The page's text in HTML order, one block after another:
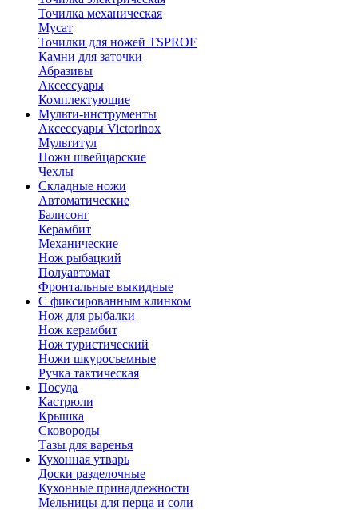
Точилка механическая
Мусат
Точилки для ножей TSPROF
Камни для заточки
Абразивы
Аксессуары
Комплектующие
Мульти-инструменты
Аксессуары Victorinox
Мультитул
Ножи швейцарские
Чехлы
Складные ножи
Автоматические
Балисонг
Керамбит
Механические
Нож рыбацкий
Полуавтомат
Фронтальные выкидные
С фиксированным клинком
Нож для рыбалки
Нож керамбит
Нож туристический
Ножи шкуросъемные
Ручка тактическая
Посуда
Кастрюли
Крышка
Сковороды
Тазы для варенья
Кухонная утварь
Доски разделочные
Кухонные принадлежности
Мельницы для перца и соли